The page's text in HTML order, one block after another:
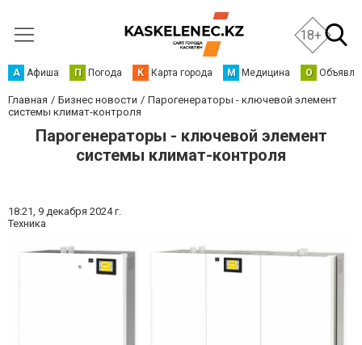
18+
А Афиша П Погода К Карта города М Медицина О
Главная Бизнес новости
Парогенераторы - ключевой элемент
системы климат-контроля
Парогенераторы - ключевой элемент
системы климат-контроля
18:21, 9 декабря 2024 г.
Техника